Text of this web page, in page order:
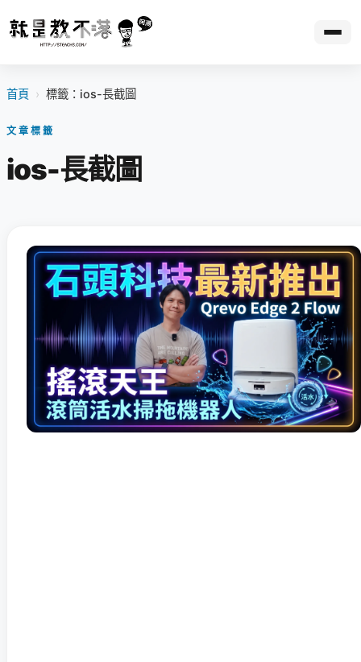
首頁 › 標籤：ios-長截圖
文章標籤
ios-長截圖